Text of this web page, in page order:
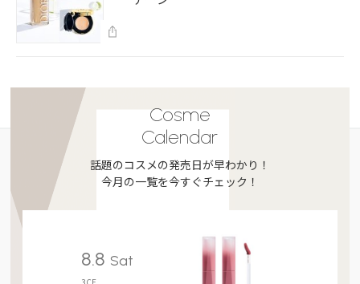
Cosme
Calendar
話題のコスメの発売日が早わかり！
今月の一覧を今すぐチェック！
8.8 Sat